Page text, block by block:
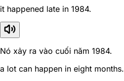
it happened late in 1984.
Nó xảy ra vào cuối năm 1984.
a lot can happen in eight months.